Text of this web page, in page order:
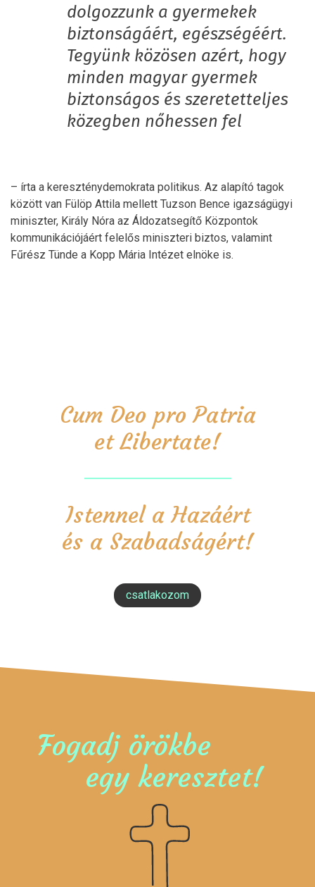
dolgozzunk a gyermekek
biztonságáért, egészségéért.
Tegyünk közösen azért, hogy
minden magyar gyermek
biztonságos és szeretetteljes
közegben nőhessen fel
– írta a kereszténydemokrata politikus. Az alapító tagok
között van Fülöp Attila mellett Tuzson Bence igazságügyi
miniszter, Király Nóra az Áldozatsegítő Központok
kommunikációjáért felelős miniszteri biztos, valamint
Fűrész Tünde a Kopp Mária Intézet elnöke is.
Cum Deo pro Patria
et Libertate!
Istennel a Hazáért
és a Szabadságért!
csatlakozom
Fogadj örökbe
egy keresztet!